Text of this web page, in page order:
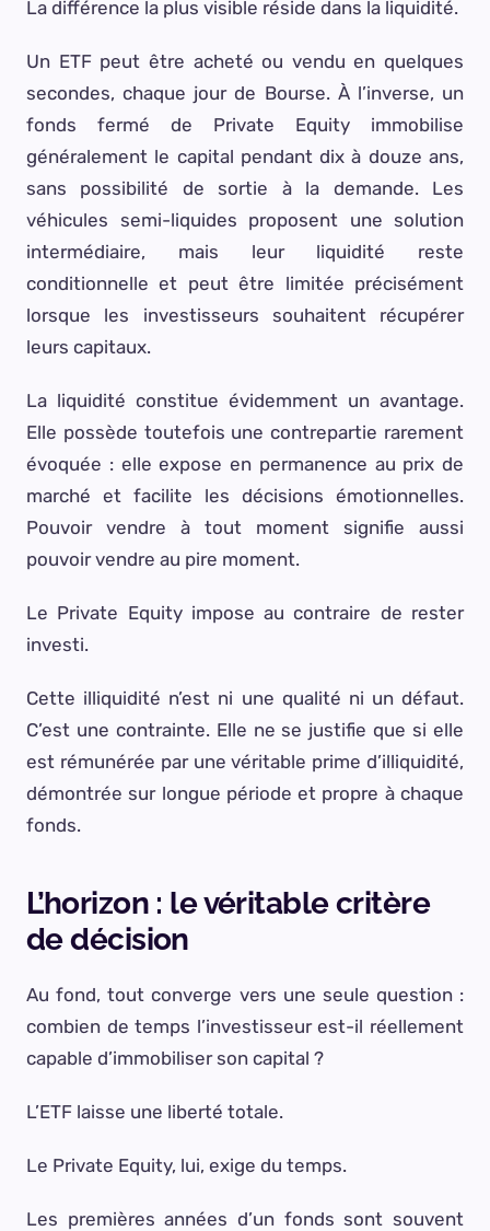
La différence la plus visible réside dans la liquidité.
Un ETF peut être acheté ou vendu en quelques
secondes, chaque jour de Bourse. À l’inverse, un
fonds fermé de Private Equity immobilise
généralement le capital pendant dix à douze ans,
sans possibilité de sortie à la demande. Les
véhicules semi-liquides proposent une solution
intermédiaire, mais leur liquidité reste
conditionnelle et peut être limitée précisément
lorsque les investisseurs souhaitent récupérer
leurs capitaux.
La liquidité constitue évidemment un avantage.
Elle possède toutefois une contrepartie rarement
évoquée : elle expose en permanence au prix de
marché et facilite les décisions émotionnelles.
Pouvoir vendre à tout moment signifie aussi
pouvoir vendre au pire moment.
Le Private Equity impose au contraire de rester
investi.
Cette illiquidité n’est ni une qualité ni un défaut.
C’est une contrainte. Elle ne se justifie que si elle
est rémunérée par une véritable prime d’illiquidité,
démontrée sur longue période et propre à chaque
fonds.
L’horizon : le véritable critère
de décision
Au fond, tout converge vers une seule question :
combien de temps l’investisseur est-il réellement
capable d’immobiliser son capital ?
L’ETF laisse une liberté totale.
Le Private Equity, lui, exige du temps.
Les premières années d’un fonds sont souvent